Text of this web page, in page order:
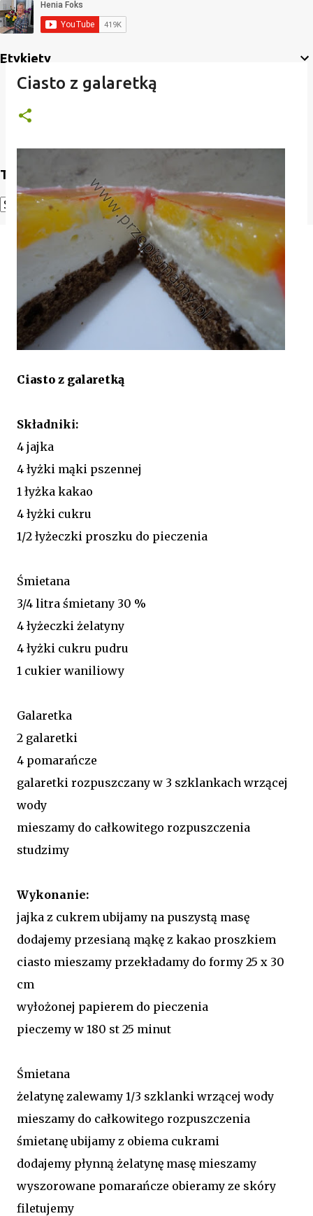
Etykiety
Translate
Powered by Translate
Ciasto z galaretką
Ciasto z galaretką
Składniki:
4 jajka
4 łyżki mąki pszennej
1 łyżka kakao
4 łyżki cukru
1/2 łyżeczki proszku do pieczenia
Śmietana
3/4 litra śmietany 30 %
4 łyżeczki żelatyny
4 łyżki cukru pudru
1 cukier waniliowy
Galaretka
2 galaretki
4 pomarańcze
galaretki rozpuszczany w 3 szklankach wrzącej
wody
mieszamy do całkowitego rozpuszczenia
studzimy
Wykonanie:
jajka z cukrem ubijamy na puszystą masę
dodajemy przesianą mąkę z kakao proszkiem
ciasto mieszamy przekładamy do formy 25 x 30
cm
wyłożonej papierem do pieczenia
pieczemy w 180 st 25 minut
Śmietana
żelatynę zalewamy 1/3 szklanki wrzącej wody
mieszamy do całkowitego rozpuszczenia
śmietanę ubijamy z obiema cukrami
dodajemy płynną żelatynę masę mieszamy
wyszorowane pomarańcze obieramy ze skóry
filetujemy